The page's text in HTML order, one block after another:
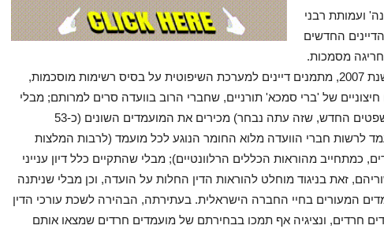
ועמותת רבני
החדשים
חריגה מסמכות.
לטענת לשכת עורכי הדין "בישראל, שנת 2007, מתמנים דיינים למערכת השיפוטית על בסיס רשימות מוסכמות,
של 'ברי סמכא' תורניים, שחברי הרוב בוועדה סרים למרותם; מבלי
שכל חברי הוועדה (ובראשם שר המשפטים החדש, שזה עתה נבחר) מכירים את המועמדים השונים (כ-53
לרשות חברי הוועדה מלוא החומר הנוגע לכל מועמד (לרבות המלצות
כמתחייב מהוראות הכללים הרלוונטיים); מבלי שהתקיים כלל דיון ענייני
זאת בניגוד מוחלט להוראות הדין החלות על הועדה, וכן מבלי שניתנה
המעורים בחיי החברה הישראלית. בעתירתה, הבהירה לשכת עורכי הדין
חרדים, ונציגיה אף תמכו בבחירתם של מועמדים חרדים שמצאו אותם